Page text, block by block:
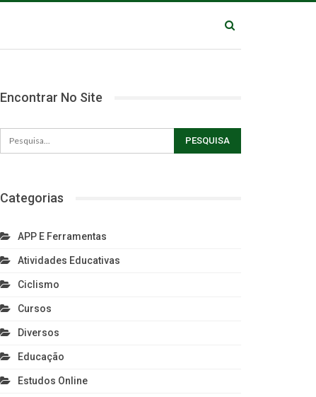
Encontrar No Site
Categorias
APP E Ferramentas
Atividades Educativas
Ciclismo
Cursos
Diversos
Educação
Estudos Online